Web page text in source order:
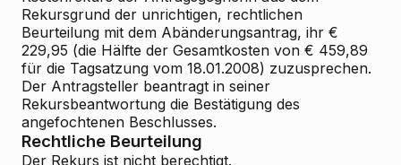
Rekursgrund der unrichtigen, rechtlichen
Beurteilung mit dem Abänderungsantrag, ihr €
229,95 (die Hälfte der Gesamtkosten von € 459,89
für die Tagsatzung vom 18.01.2008) zuzusprechen.
Der Antragsteller beantragt in seiner
Rekursbeantwortung die Bestätigung des
angefochtenen Beschlusses.
Rechtliche Beurteilung
Der Rekurs ist nicht berechtigt.